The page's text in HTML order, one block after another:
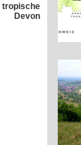
tropische
Devon